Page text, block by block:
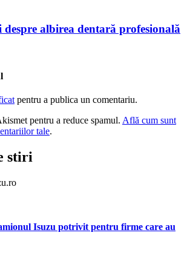
despre albirea dentară profesională
pentru a publica un comentariu.
pentru a reduce spamul. Află cum sunt
tale.
stiri
Isuzu potrivit pentru firme care au